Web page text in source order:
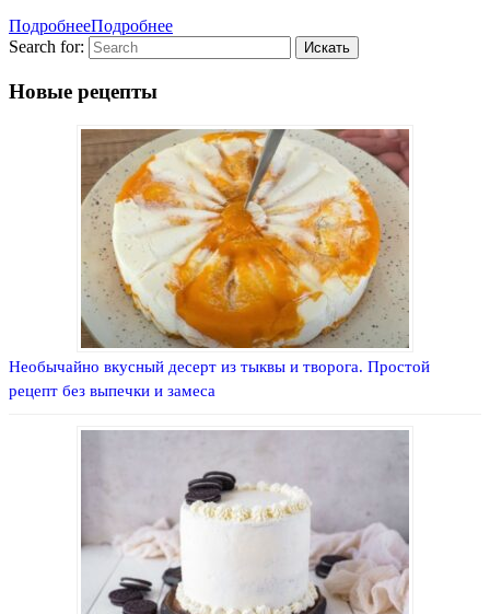
ПодробнееПодробнее
Search for:
Новые рецепты
Необычайно вкусный десерт из тыквы и творога. Простой
рецепт без выпечки и замеса